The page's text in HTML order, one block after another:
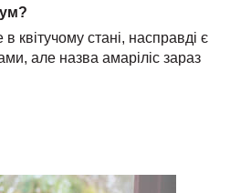
квітучому стані, насправді є
але назва амаріліс зараз